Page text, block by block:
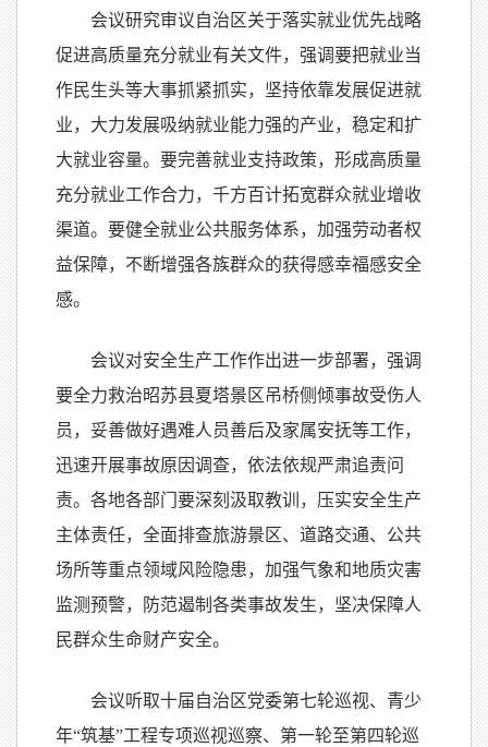
会议研究审议自治区关于落实就业优先战略
促进高质量充分就业有关文件，强调要把就业当
作民生头等大事抓紧抓实，坚持依靠发展促进就
业，大力发展吸纳就业能力强的产业，稳定和扩
大就业容量。要完善就业支持政策，形成高质量
充分就业工作合力，千方百计拓宽群众就业增收
渠道。要健全就业公共服务体系，加强劳动者权
益保障，不断增强各族群众的获得感幸福感安全
感。
会议对安全生产工作作出进一步部署，强调
要全力救治昭苏县夏塔景区吊桥侧倾事故受伤人
员，妥善做好遇难人员善后及家属安抚等工作，
迅速开展事故原因调查，依法依规严肃追责问
责。各地各部门要深刻汲取教训，压实安全生产
主体责任，全面排查旅游景区、道路交通、公共
场所等重点领域风险隐患，加强气象和地质灾害
监测预警，防范遏制各类事故发生，坚决保障人
民群众生命财产安全。
会议听取十届自治区党委第七轮巡视、青少
年“筑基”工程专项巡视巡察、第一轮至第四轮巡